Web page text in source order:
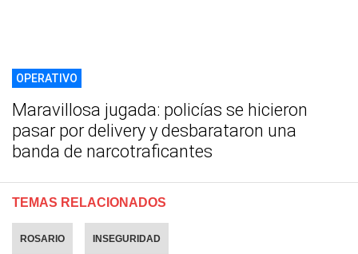
OPERATIVO
Maravillosa jugada: policías se hicieron
pasar por delivery y desbarataron una
banda de narcotraficantes
TEMAS RELACIONADOS
ROSARIO INSEGURIDAD